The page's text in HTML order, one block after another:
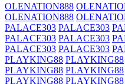
OLENATION888
OLENATION888
PALACE303 PALACE303
PALACE303 PALACE303
PALACE303 PALACE303
PLAYKING88 PLAYKING88
PLAYKING88 PLAYKING88
PLAYKING88 PLAYKING88